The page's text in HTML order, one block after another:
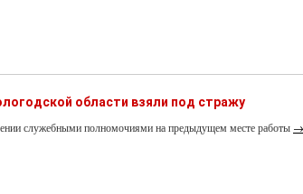
области взяли под стражу
служебными полномочиями на предыдущем месте работы →